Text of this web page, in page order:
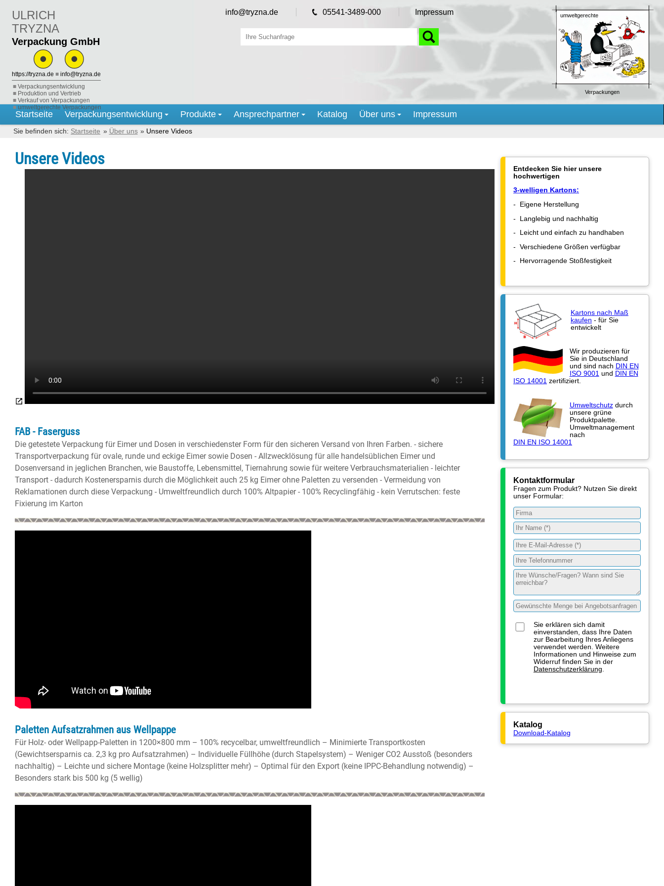
ULRICH
TRYZNA
Verpackung GmbH
https://tryzna.de ■ info@tryzna.de
Verpackungsentwicklung
Produktion und Vertrieb
Verkauf von Verpackungen
umweltgerechte Verpackungen
info@tryzna.de 05541-3489-000 Impressum umweltgerechte
Verpackungen
Startseite Verpackungsentwicklung Produkte Ansprechpartner Katalog Über uns Impressum
Startseite Über uns Unsere Videos
Unsere Videos
FAB - Faserguss
Die getestete Verpackung für Eimer und Dosen in verschiedenster Form für den sicheren Versand von Ihren Farben. - sichere
Transportverpackung für ovale, runde und eckige Eimer sowie Dosen - Allzwecklösung für alle handelsüblichen Eimer und
Dosenversand in jeglichen Branchen, wie Baustoffe, Lebensmittel, Tiernahrung sowie für weitere Verbrauchsmaterialien - leichter
Transport - dadurch Kostenersparnis durch die Möglichkeit auch 25 kg Eimer ohne Paletten zu versenden - Vermeidung von
Reklamationen durch diese Verpackung - Umweltfreundlich durch 100% Altpapier - 100% Recyclingfähig - kein Verrutschen: feste
Fixierung im Karton
Paletten Aufsatzrahmen aus Wellpappe
Für Holz- oder Wellpapp-Paletten in 1200×800 mm – 100% recycelbar, umweltfreundlich – Minimierte Transportkosten
(Gewichtsersparnis ca. 2,3 kg pro Aufsatzrahmen) – Individuelle Füllhöhe (durch Stapelsystem) – Weniger CO2 Ausstoß (besonders
nachhaltig) – Leichte und sichere Montage (keine Holzsplitter mehr) – Optimal für den Export (keine IPPC-Behandlung notwendig) –
Besonders stark bis 500 kg (5 wellig)
Entdecken Sie hier unsere
hochwertigen
3-welligen Kartons:
- Eigene Herstellung
- Langlebig und nachhaltig
- Leicht und einfach zu handhaben
- Verschiedene Größen verfügbar
- Hervorragende Stoßfestigkeit
Kartons nach Maß
kaufen - für Sie
entwickelt
Wir produzieren für
Sie in Deutschland
und sind nach DIN EN
ISO 9001 und DIN EN
ISO 14001 zertifiziert.
Umweltschutzdurch
unsere grüne
Produktpalette.
Umweltmanagement
nach
DIN EN ISO 14001
Kontaktformular
Fragen zum Produkt? Nutzen Sie direkt
unser Formular:
Sie erklären sich damit
einverstanden, dass Ihre Daten
zur Bearbeitung Ihres Anliegens
verwendet werden. Weitere
Informationen und Hinweise zum
Widerruf finden Sie in der
Datenschutzerklärung
Katalog
Download-Katalog